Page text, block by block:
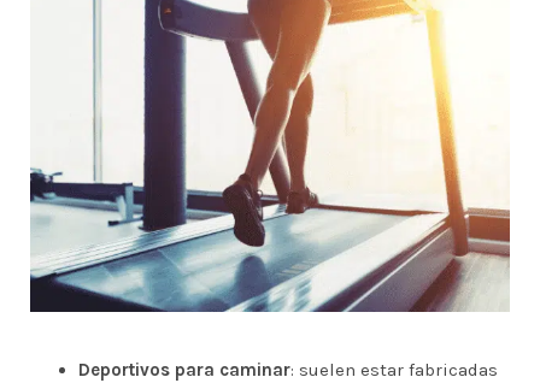
Deportivos para caminar: suelen estar fabricadas